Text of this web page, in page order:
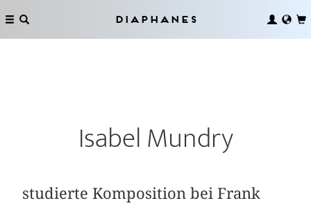
Diaphanes
Isabel Mundry
studierte Komposition bei Frank